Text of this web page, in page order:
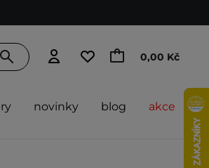
0,00 Kč
novinky blog akce